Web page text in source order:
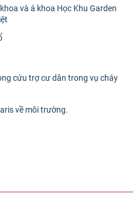
và á khoa Học Khu Garden
cứu trợ cư dân trong vụ cháy
về môi trường.